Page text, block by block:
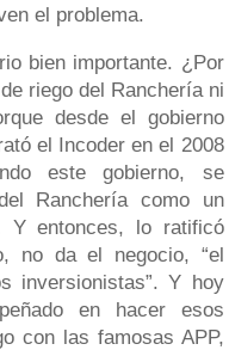
el problema.
bien importante. ¿Por
riego del Ranchería ni
desde el gobierno
el Incoder en el 2008
este gobierno, se
Ranchería como un
Y entonces, lo ratificó
no da el negocio, “el
inversionistas”. Y hoy
en hacer esos
con las famosas APP,